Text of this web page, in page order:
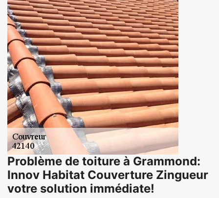
Problème de toiture à Grammond:
Innov Habitat Couverture Zingueur
votre solution immédiate!